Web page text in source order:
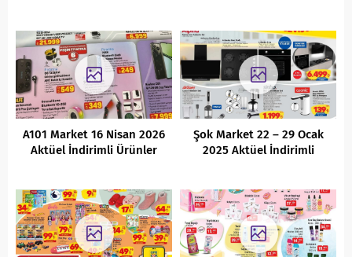
A101 Market 16 Nisan 2026
Aktüel İndirimli Ürünler
Şok Market 22 – 29 Ocak
2025 Aktüel İndirimli